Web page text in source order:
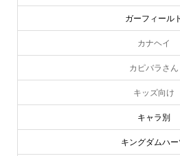
ガーフィール
カナヘイ
カピバラさん
キッズ向け
キャラ別
キングダムハー